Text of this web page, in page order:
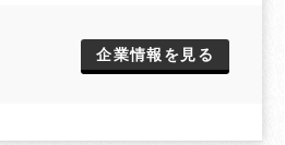
企業情報を見る